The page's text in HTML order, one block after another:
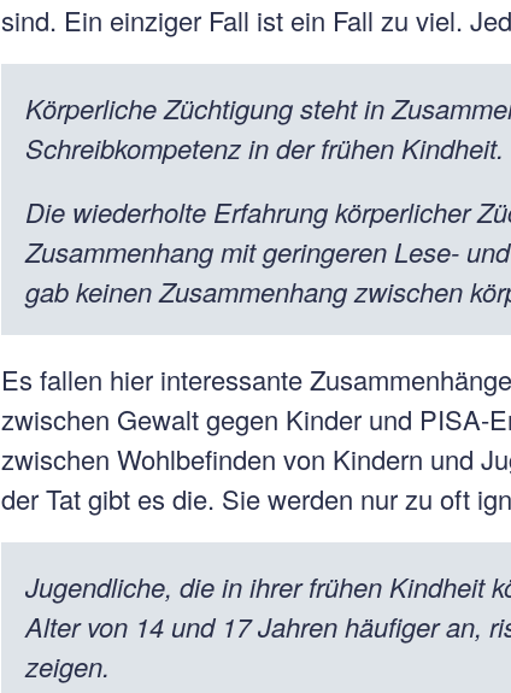
sind. Ein einziger Fall ist ein Fall zu viel.
Körperliche Züchtigung steht in
Schreibkompetenz in der frühen Kindheit.
Die wiederholte Erfahrung körperlicher
Zusammenhang mit geringeren Lese-
gab keinen Zusammenhang zwischen
Es fallen hier interessante
zwischen Gewalt gegen Kinder und PISA-
zwischen Wohlbefinden von Kindern und
der Tat gibt es die. Sie werden nur zu oft
Jugendliche, die in ihrer frühen Kindheit
Alter von 14 und 17 Jahren häufiger an,
zeigen.